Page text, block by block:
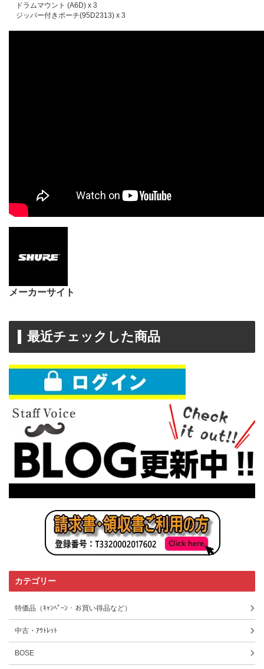
ドラムマウント (A6D) x 3
ジッパー付きポーチ(95D2313) x 3
メーカーサイト
最近チェックした商品
カテゴリー
特価品（ｷｬﾝﾍﾟｰﾝ・お買い得品など）
中古・ｱｳﾄﾚｯﾄ
BOSE